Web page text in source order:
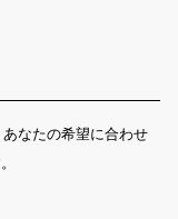
なたの希望に合わせ